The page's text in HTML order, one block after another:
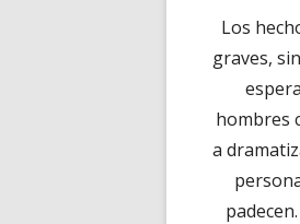
Los
graves,
hombres
a